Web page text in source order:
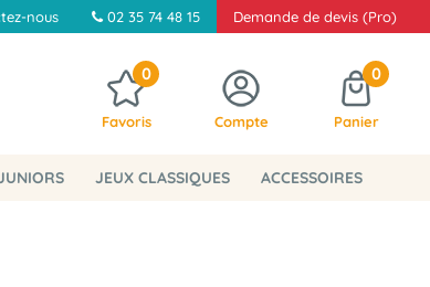
nous 02 35 74 48 15 Demande de devis (Pro)
0
Favoris Compte
0
Panier
JEUX CLASSIQUES ACCESSOIRES